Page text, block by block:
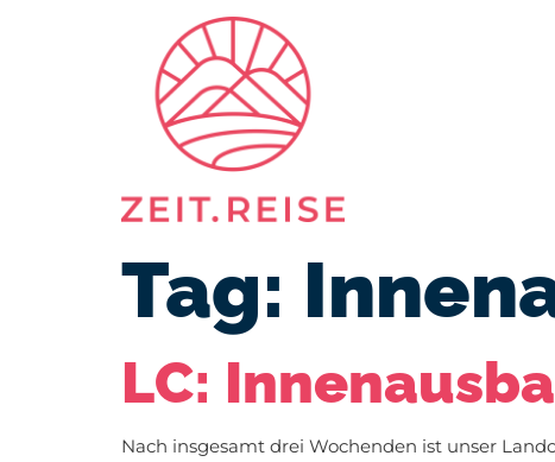
Tag:
LC:
Nach insgesamt drei Wochenden ist unser